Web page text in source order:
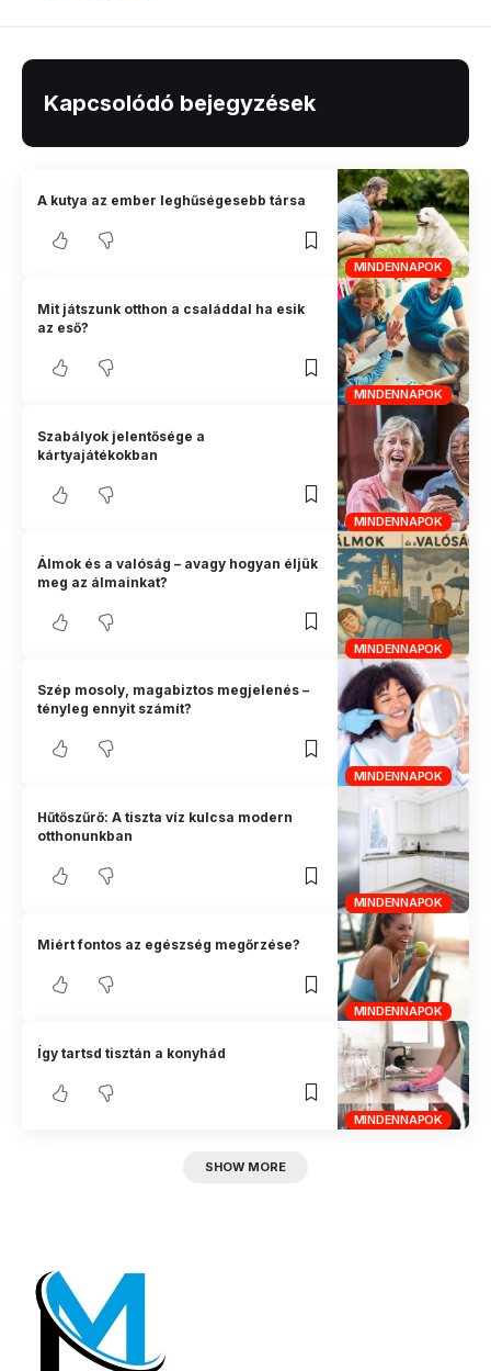
Kapcsolódó bejegyzések
MINDENNAPOK
A kutya az ember leghűségesebb társa
MINDENNAPOK
Mit játszunk otthon a családdal ha esik
az eső?
MINDENNAPOK
Szabályok jelentősége a
kártyajátékokban
MINDENNAPOK
Álmok és a valóság – avagy hogyan éljük
meg az álmainkat?
MINDENNAPOK
Szép mosoly, magabiztos megjelenés –
tényleg ennyit számít?
MINDENNAPOK
Hűtőszűrő: A tiszta víz kulcsa modern
otthonunkban
MINDENNAPOK
Miért fontos az egészség megőrzése?
MINDENNAPOK
Így tartsd tisztán a konyhád
SHOW MORE